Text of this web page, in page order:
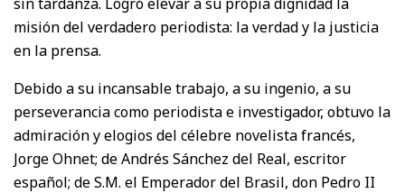
misión del verdadero periodista: la verdad y la justicia
en la prensa.
Debido a su incansable trabajo, a su ingenio, a su
perseverancia como periodista e investigador, obtuvo la
admiración y elogios del célebre novelista francés,
Jorge Ohnet; de Andrés Sánchez del Real, escritor
español; de S.M. el Emperador del Brasil, don Pedro II